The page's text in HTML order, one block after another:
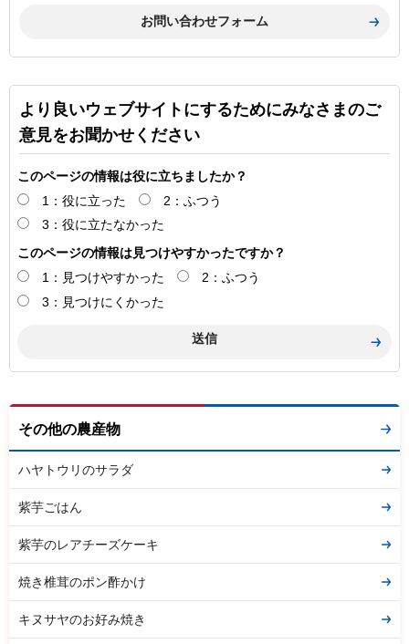
より良いウェブサイトにするためにみなさまのご
意見をお聞かせください
このページの情報は役に立ちましたか？
1：役に立った
2：ふつう
3：役に立たなかった
このページの情報は見つけやすかったですか？
1：見つけやすかった
2：ふつう
3：見つけにくかった
その他の農産物
ハヤトウリのサラダ
紫芋ごはん
紫芋のレアチーズケーキ
焼き椎茸のポン酢かけ
キヌサヤのお好み焼き